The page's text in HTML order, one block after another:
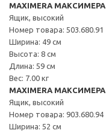
MAXIMERA МАКСИМЕРА
Ящик, высокий
Номер товара: 503.680.91
Ширина: 49 см
Высота: 8 см
Длина: 59 см
Вес: 7.00 кг
MAXIMERA МАКСИМЕРА
Ящик, высокий
Номер товара: 903.680.94
Ширина: 52 см